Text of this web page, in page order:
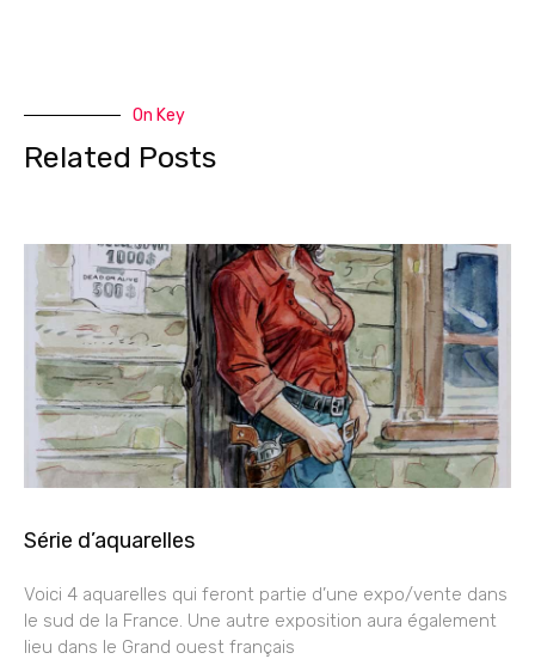
On Key
Related Posts
Série d’aquarelles
Voici 4 aquarelles qui feront partie d’une expo/vente dans
le sud de la France. Une autre exposition aura également
lieu dans le Grand ouest français